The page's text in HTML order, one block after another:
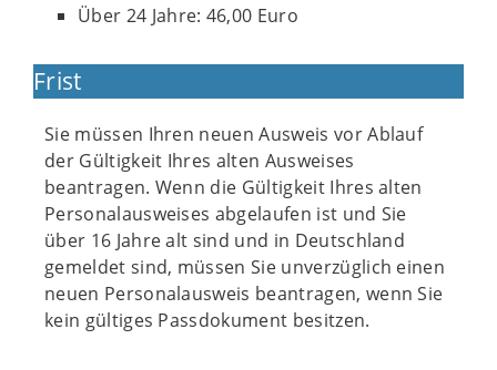
Über 24 Jahre: 46,00 Euro
Frist
Sie müssen Ihren neuen Ausweis vor Ablauf
der Gültigkeit Ihres alten Ausweises
beantragen. Wenn die Gültigkeit Ihres alten
Personalausweises abgelaufen ist und Sie
über 16 Jahre alt sind und in Deutschland
gemeldet sind, müssen Sie unverzüglich einen
neuen Personalausweis beantragen, wenn Sie
kein gültiges Passdokument besitzen.